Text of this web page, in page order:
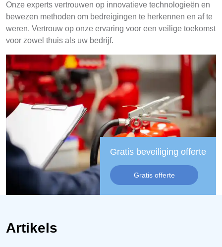
Onze experts vertrouwen op innovatieve technologieën en
bewezen methoden om bedreigingen te herkennen en af te
weren. Vertrouw op onze ervaring voor een veilige toekomst
voor zowel thuis als uw bedrijf.
Gratis beveiliging offerte
Gratis offerte
Artikels